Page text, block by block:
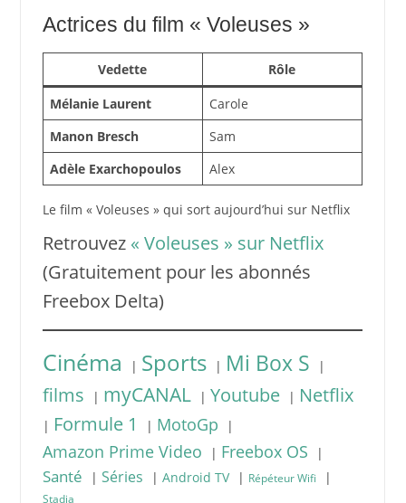
Actrices du film « Voleuses »
Vedette
Rôle
Mélanie Laurent
Carole
Manon Bresch
Sam
Adèle Exarchopoulos
Alex
Le film « Voleuses » qui sort aujourd’hui sur Netflix
Retrouvez « Voleuses » sur Netflix
(Gratuitement pour les abonnés
Freebox Delta)
Cinéma | Sports | Mi Box S |
films | myCANAL | Youtube | Netflix
| Formule 1 | MotoGp |
Amazon Prime Video | Freebox OS |
Santé | Séries | Android TV | Répéteur Wifi |
Stadia